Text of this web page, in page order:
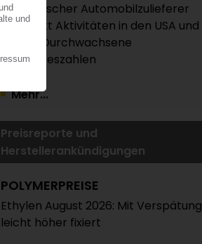
Französischer Automobilzulieferer
verstärkt Aktivitäten in den USA und
Asien / Durchwachsene
Halbjahreszahlen
Mehr...
Preisreporte und
Herstellerankündigungen
POLYMERPREISE
Ethylen August 2026: Mit Verspätung
leicht höher fixiert